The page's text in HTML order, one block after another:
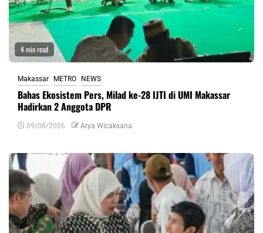
4 min read
Makassar METRO NEWS
Bahas Ekosistem Pers, Milad ke-28 IJTI di UMI Makassar
Hadirkan 2 Anggota DPR
09/08/2026 Arya Wicaksana